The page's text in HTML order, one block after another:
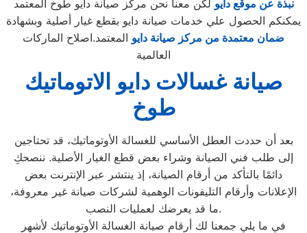
نبذة عن موقع دايو لكن معنا نحن مركز صيانة دايو طوخ المعتمد
يمكنكم الحصول علي خدمات صيانة دايو بقطع غيار أصلية وبشهادة
ضمان معتمدة من مركز صيانة دايو المعتمد.اصلاح الماركات
العالمية
صيانة غسالات دايو الاتوماتيك
طوخ
بعد أن حددت العطل الأساسي للغسالة الأوتوماتيك، قد تحتاجين
إلى طلب فني الصيانة وشراء بعض قطع الغيار الأصلية. ننصحكِ
دائمًا بالتأكد من أرقام الصيانة، إذ ينتشر عبر الإنترنت بعض
الإعلانات وأرقام التليفونات الوهمية لشركات صيانة غير معروفة،
ما قد يعرضك لعمليات النصب.
في ما يلي جمعنا لك أرقام صيانة الغسالة الأوتوماتيك لأشهر